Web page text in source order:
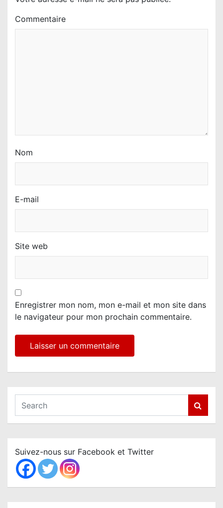
Commentaire
Nom
E-mail
Site web
Enregistrer mon nom, mon e-mail et mon site dans
le navigateur pour mon prochain commentaire.
a
c
h
Suivez-nous sur Facebook et Twitter